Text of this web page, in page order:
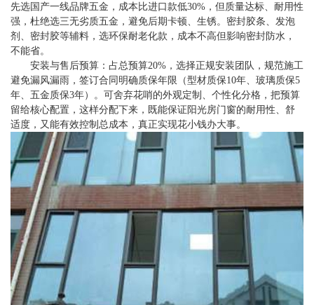
先选国产一线品牌五金，成本比进口款低30%，但质量达标、耐用性
强，杜绝选三无劣质五金，避免后期卡顿、生锈。密封胶条、发泡
剂、密封胶等辅料，选环保耐老化款，成本不高但影响密封防水，
不能省。
安装与售后预算：占总预算20%，选择正规安装团队，规范施工
避免漏风漏雨，签订合同明确质保年限（型材质保10年、玻璃质保5
年、五金质保3年）。可舍弃花哨的外观定制、个性化分格，把预算
留给核心配置，这样分配下来，既能保证阳光房门窗的耐用性、舒
适度，又能有效控制总成本，真正实现花小钱办大事。